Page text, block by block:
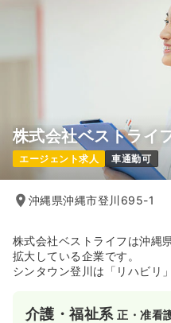
株式会社ベストライ
エージェント求人 車通勤可
沖縄県沖縄市登川695-1
株式会社ベストライフは沖縄
拡大している企業です。
シンタウン登川は「リハビリ
介護・福祉系正・准看